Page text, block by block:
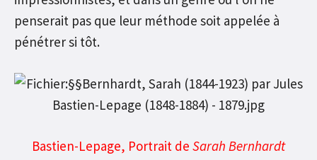
penserait pas que leur méthode soit appelée à
pénétrer si tôt.
Bastien-Lepage, Portrait de Sarah Bernhardt